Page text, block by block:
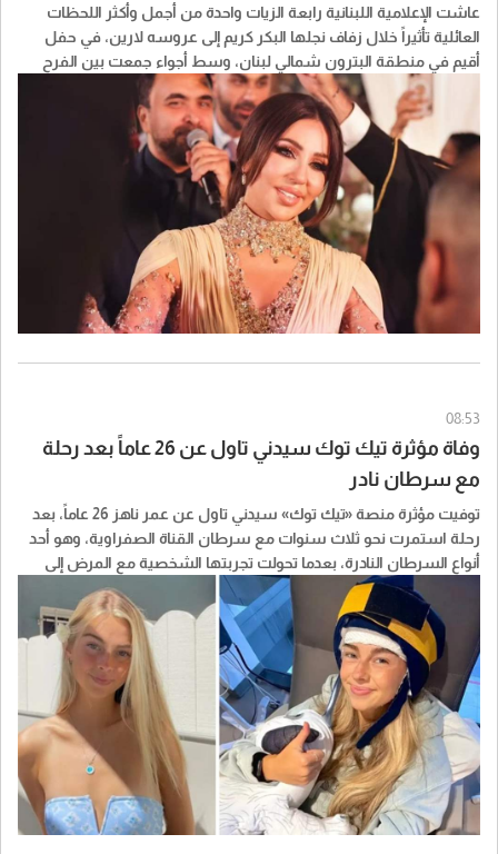
عاشت الإعلامية اللبنانية رابعة الزيات واحدة من أجمل وأكثر اللحظات
العائلية تأثيراً خلال زفاف نجلها البكر كريم إلى عروسه لارين، في حفل
أقيم في منطقة البترون شمالي لبنان، وسط أجواء جمعت بين الفرح
والتأثر، فيما تولى الفنان نادر الأتات إحياء السهرة.
08:53
وفاة مؤثرة تيك توك سيدني تاول عن 26 عاماً بعد رحلة
مع سرطان نادر
توفيت مؤثرة منصة «تيك توك» سيدني تاول عن عمر ناهز 26 عاماً، بعد
رحلة استمرت نحو ثلاث سنوات مع سرطان القناة الصفراوية، وهو أحد
أنواع السرطان النادرة، بعدما تحولت تجربتها الشخصية مع المرض إلى
قصة تابعها أكثر من مليون شخص عبر مواقع التواصل الاجتماعي.